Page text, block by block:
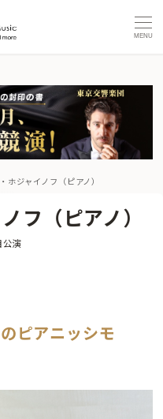
MENU
ホジャイノフ（ピアノ）
フ（ピアノ）
ー
公演
ピアニッシモ